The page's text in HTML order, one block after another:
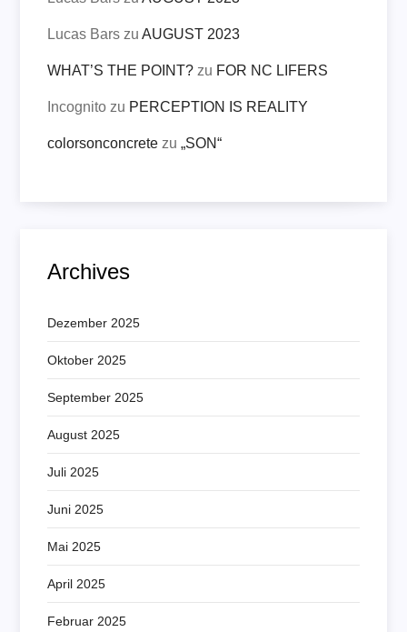
Lucas Bars zuAUGUST 2023
WHAT’S THE POINT? zu FOR NC LIFERS
Incognito zu PERCEPTION IS REALITY
colorsonconcrete zu„SON“
Archives
Dezember 2025
Oktober 2025
September 2025
August 2025
Juli 2025
Juni 2025
Mai 2025
April 2025
Februar 2025